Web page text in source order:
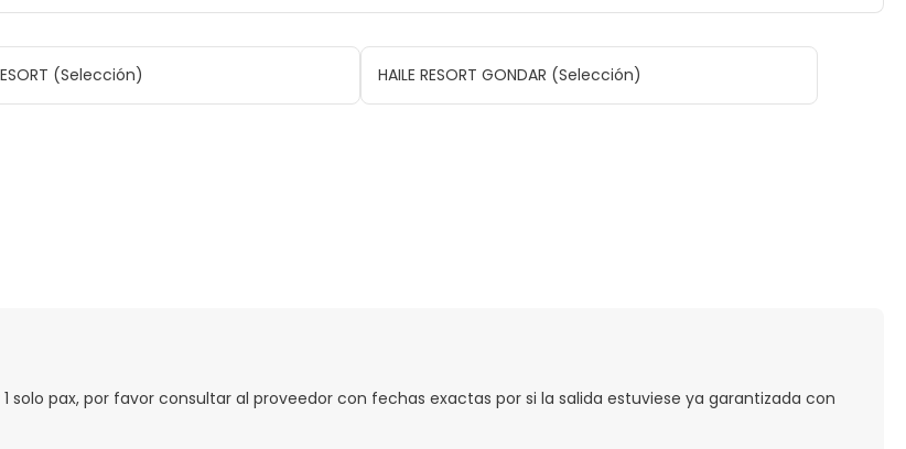
(Selección) HAILE RESORT GONDAR (Selección)
pax, por favor consultar al proveedor con fechas exactas por si la salida estuviese ya garantizada con